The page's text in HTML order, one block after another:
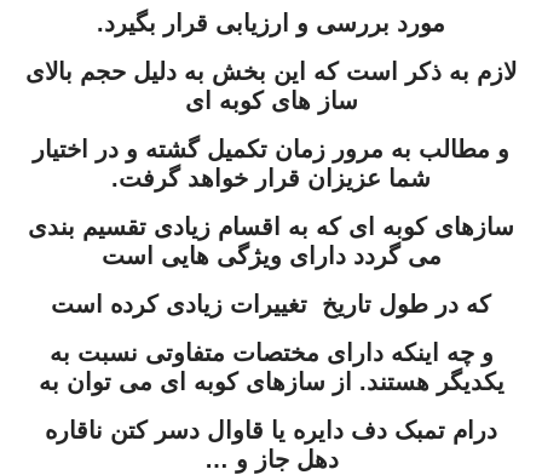
مورد بررسی و ارزیابی قرار بگیرد.
لازم به ذکر است که این بخش به دلیل حجم بالای
ساز های کوبه ای
و مطالب به مرور زمان تکمیل گشته و در اختیار
شما عزیزان قرار خواهد گرفت.
سازهای کوبه ای که به اقسام زیادی تقسیم بندی
می گردد دارای ویژگی هایی است
که در طول تاریخ تغییرات زیادی کرده است
و چه اینکه دارای مختصات متفاوتی نسبت به
یکدیگر هستند. از سازهای کوبه ای می توان به
درام تمبک دف دایره یا قاوال دسر کتن ناقاره
دهل جاز و …